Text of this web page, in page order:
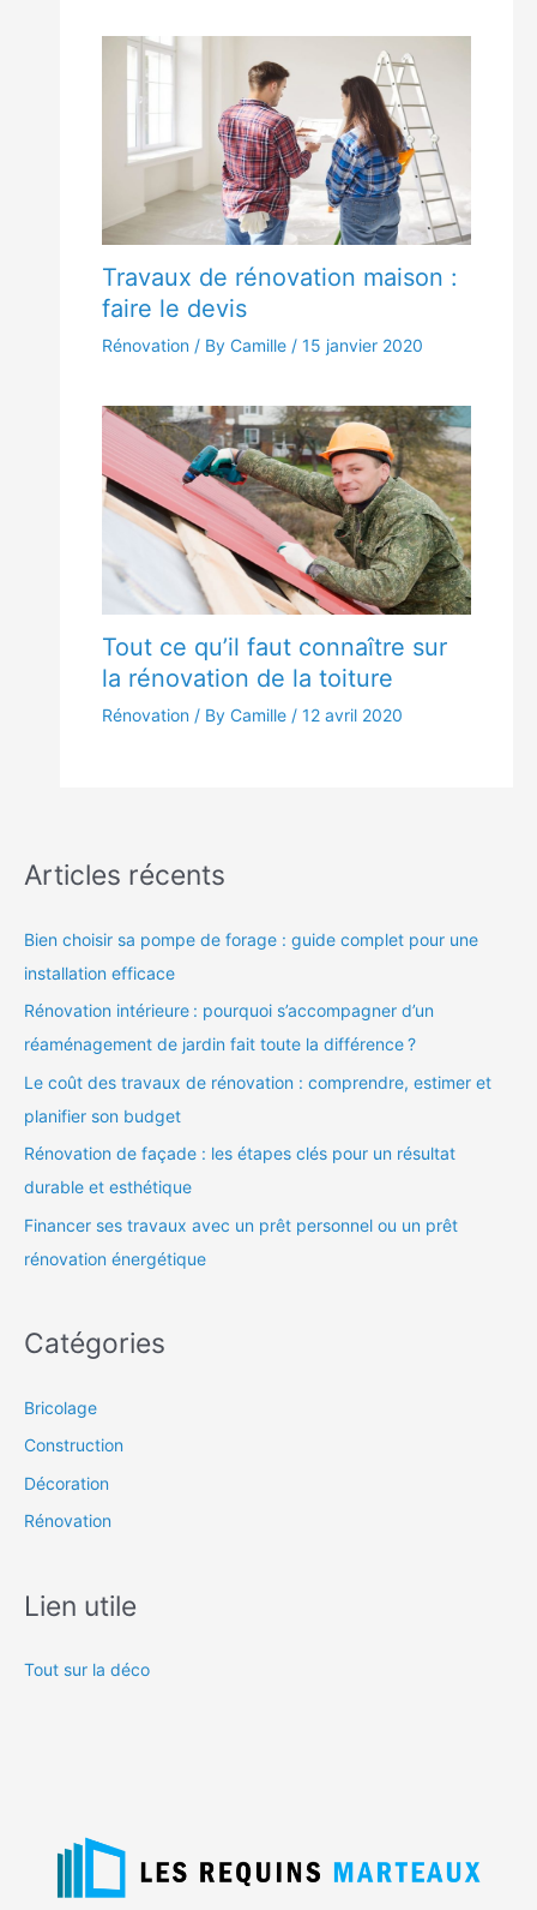
Travaux de rénovation maison :
faire le devis
Rénovation / By Camille / 15 janvier 2020
Tout ce qu’il faut connaître sur
la rénovation de la toiture
Rénovation / By Camille / 12 avril 2020
Articles récents
Bien choisir sa pompe de forage : guide complet pour une
installation efficace
Rénovation intérieure : pourquoi s’accompagner d’un
réaménagement de jardin fait toute la différence ?
Le coût des travaux de rénovation : comprendre, estimer et
planifier son budget
Rénovation de façade : les étapes clés pour un résultat
durable et esthétique
Financer ses travaux avec un prêt personnel ou un prêt
rénovation énergétique
Catégories
Bricolage
Construction
Décoration
Rénovation
Lien utile
Tout sur la déco